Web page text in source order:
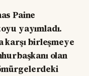
Paine
yayımladı.
karşı birleşmeye
olan